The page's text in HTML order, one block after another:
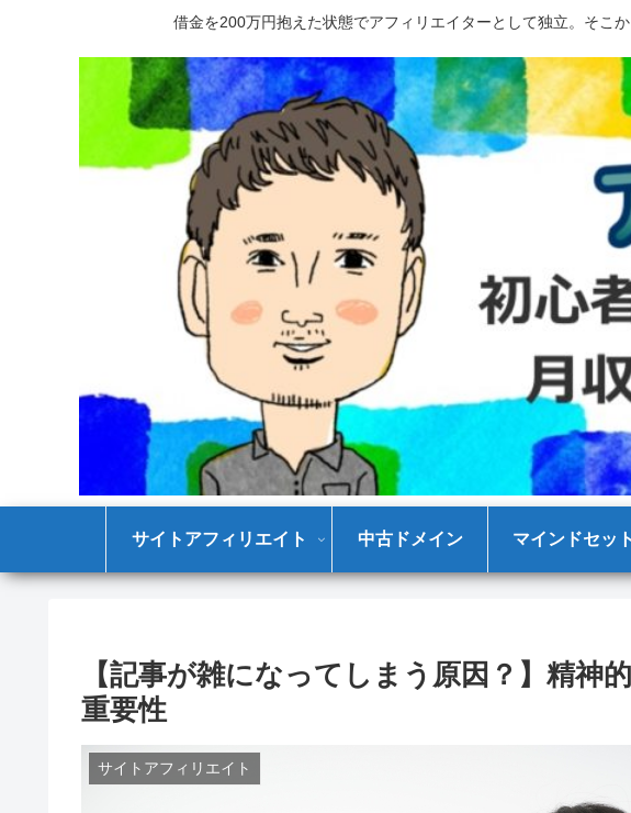
借金を200万円抱えた状態でアフィリエイターとして独立。そこ
サイトアフィリエイト 中古ドメイン マインドセット
【記事が雑になってしまう原因？】精神
重要性
サイトアフィリエイト